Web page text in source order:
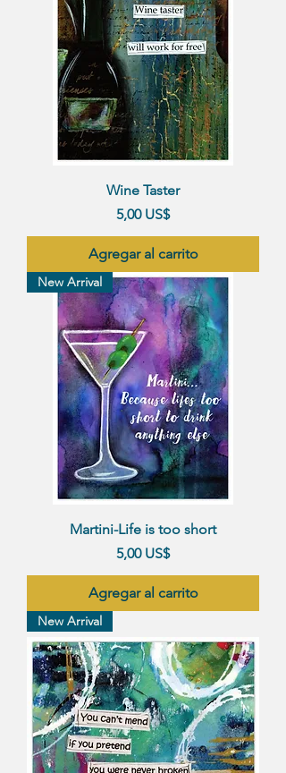
Wine Taster
Precio
5,00 US$
Agregar al carrito
New Arrival
Martini-Life is too short
Precio
5,00 US$
Agregar al carrito
New Arrival